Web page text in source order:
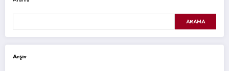
ARAMA
Arşiv